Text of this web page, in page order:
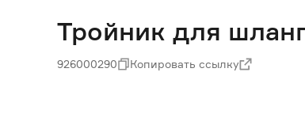
Тройник для
926000290 Копировать ссылку